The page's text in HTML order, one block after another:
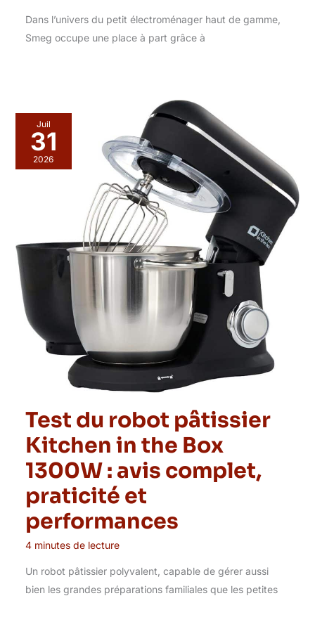
Dans l’univers du petit électroménager haut de gamme,
Smeg occupe une place à part grâce à
Juil
31
2026
Test du robot pâtissier
Kitchen in the Box
1300W : avis complet,
praticité et
performances
4 minutes de lecture
Un robot pâtissier polyvalent, capable de gérer aussi
bien les grandes préparations familiales que les petites